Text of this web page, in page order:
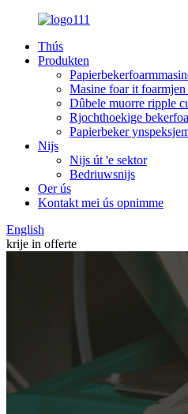
Thús
Produkten
Masine foar it
Dûbele muorre ripple
Rjochthoekige
Papierbeker
Nijs
Nijs út 'e sektor
Bedriuwsnijs
Oer ús
Kontakt mei ús opnimme
English
krije in offerte